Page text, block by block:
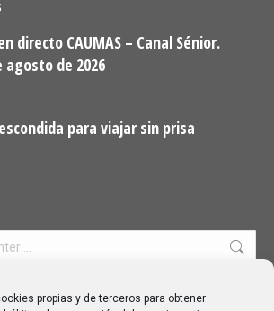
propias y de terceros para obtener
directo CAUMAS – Canal Sénior.
agosto de 2026
para viajar sin prisa
de privacidad|Política de cookies